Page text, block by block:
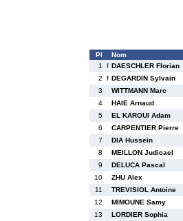
Pl Nom
1
f DAESCHLER Florian
2
f DEGARDIN Sylvain
3
WITTMANN Marc
4
HAIE Arnaud
5
EL KAROUI Adam
6
CARPENTIER Pierre
7
DIA Hussein
8
MEILLON Judicael
9
DELUCA Pascal
10
ZHU Alex
11
TREVISIOL Antoine
12
MIMOUNE Samy
13
LORDIER Sophia